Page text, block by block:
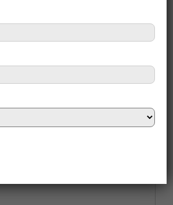
ADHEMAX GRAFITO